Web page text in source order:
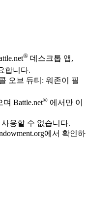
® 데스크톱 앱,
합니다.
오브 듀티: 워존이 필
Battle.net® 에서만 이
용할 수 없습니다.
에서 확인하